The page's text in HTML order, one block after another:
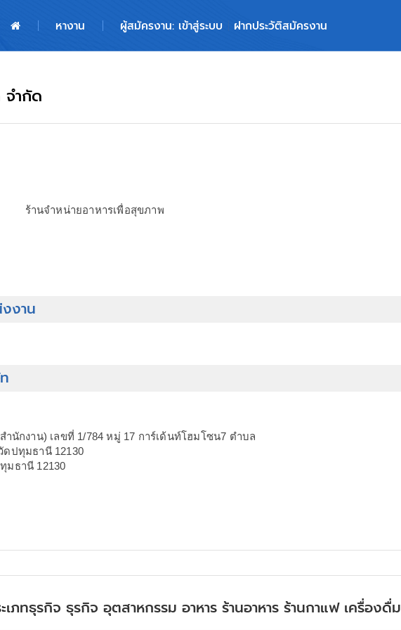
หางาน ผู้สมัครงาน: เข้าสู่ระบบ ฝากประวัติสมัครงาน
ำกัด
ร้านจำหน่ายอาหารเพื่อสุขภาพ
งาน
ำนักงาน) เลขที่ 1/784 หมู่ 17 การ์เด้นท์โฮมโซน7 ตำบล
ดปทุมธานี 12130
มธานี 12130
ภทธุรกิจ ธุรกิจ อุตสาหกรรม อาหาร ร้านอาหาร ร้านกาแฟ เครื่องดื่ม